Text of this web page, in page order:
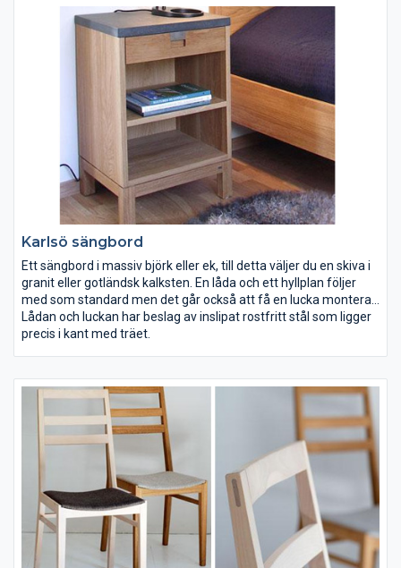
Karlsö sängbord
Ett sängbord i massiv björk eller ek, till detta väljer du en skiva i
granit eller gotländsk kalksten. En låda och ett hyllplan följer
med som standard men det går också att få en lucka monterad
om så önskas.
Lådan och luckan har beslag av inslipat rostfritt stål som ligger
precis i kant med träet.